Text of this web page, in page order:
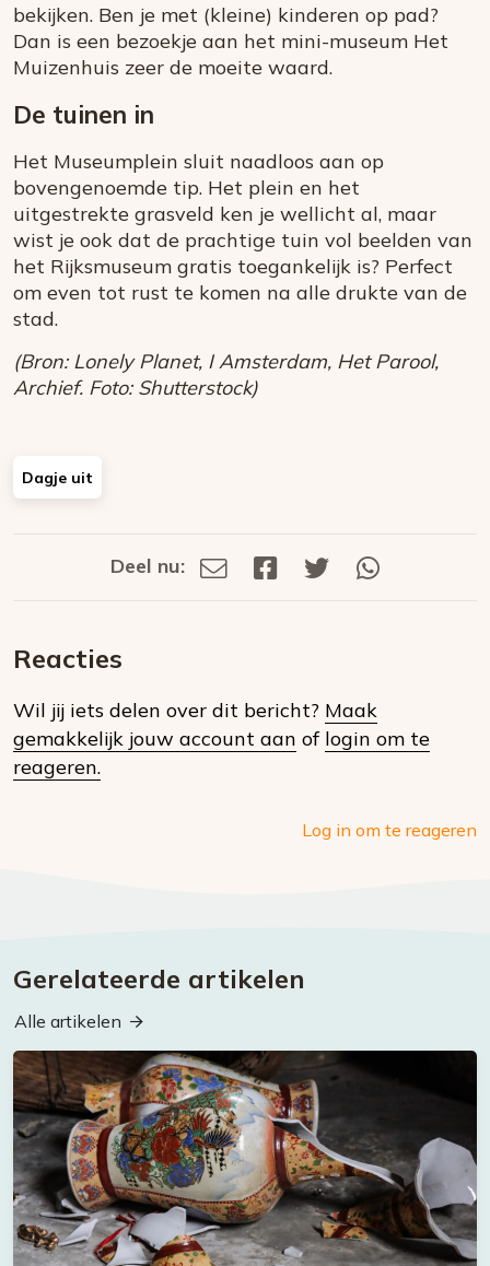
bekijken. Ben je met (kleine) kinderen op pad?
Dan is een bezoekje aan het mini-museum Het
Muizenhuis zeer de moeite waard.
De tuinen in
Het Museumplein sluit naadloos aan op
bovengenoemde tip. Het plein en het
uitgestrekte grasveld ken je wellicht al, maar
wist je ook dat de prachtige tuin vol beelden van
het Rijksmuseum gratis toegankelijk is? Perfect
om even tot rust te komen na alle drukte van de
stad.
(Bron: Lonely Planet, I Amsterdam, Het Parool,
Archief. Foto: Shutterstock)
Dagje uit
Deel
social
Deel nu:
Deel
Deel
Deel
Reacties
Wil jij iets delen over dit bericht? Maak
gemakkelijk jouw account aan of login om te
reageren.
Log in om te reageren
Gerelateerde artikelen
Alle artikelen